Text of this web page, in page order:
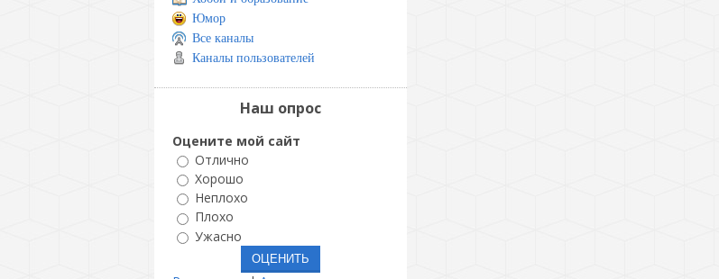
Юмор
Все каналы
Каналы пользователей
Наш опрос
Оцените мой сайт
Отлично
Хорошо
Неплохо
Плохо
Ужасно